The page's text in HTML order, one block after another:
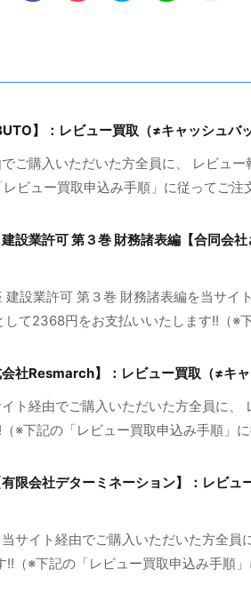
】：レビュー買取（≠キャッシュバッ
ご購入いただいた方全員に、 レビュ
ビュー買取申込み手順」に従ってご注
設業許可 第３巻 財務諸表編【合同会
設業許可 第３巻 財務諸表編を当サイ
て2368円をお支払いいたします!!（※
社Resmarch】：レビュー買取（≠キャ
ト経由でご購入いただいた方全員に、
※下記の「レビュー買取申込み手順」
限会社デターミネーション】：レビュ
サイト経由でご購入いただいた方全員
（※下記の「レビュー買取申込み手順